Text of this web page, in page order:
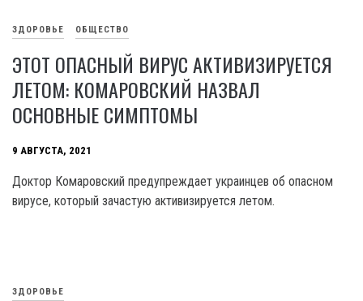
ЗДОРОВЬЕ ОБЩЕСТВО
ЭТОТ ОПАСНЫЙ ВИРУС АКТИВИЗИРУЕТСЯ
ЛЕТОМ: КОМАРОВСКИЙ НАЗВАЛ
ОСНОВНЫЕ СИМПТОМЫ
9 АВГУСТА, 2021
Доктор Комаровский предупреждает украинцев об опасном
вирусе, который зачастую активизируется летом.
ЗДОРОВЬЕ